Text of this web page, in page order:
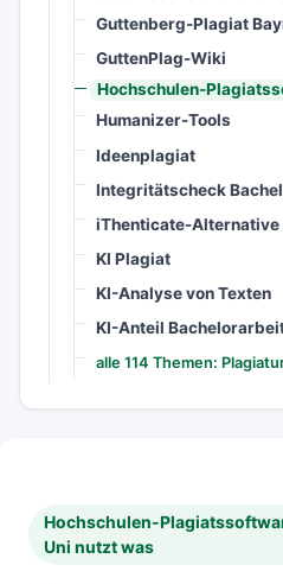
Guttenberg-Plagiat
GuttenPlag-Wiki
Hochschulen-
Humanizer-Tools
Ideenplagiat
Integritätscheck
iThenticate-Alternative
KI Plagiat
KI-Analyse von Texten
KI-Anteil
alle 114 Themen:
Hochschulen-
Uni nutzt was